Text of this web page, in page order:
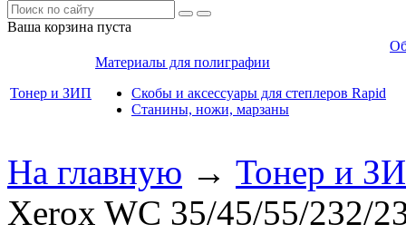
Ваша корзина пуста
Тонер и ЗИП
Материалы для полиграфии
Скобы и аксессуары для степлеров Rapid
Станины, ножи, марзаны
На главную → Тонер и
Xerox WC 35/45/55/232/